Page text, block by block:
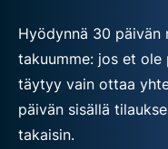
Hyödynnä 30
takuumme: jos et ole
täytyy vain ottaa
päivän sisällä
takaisin.